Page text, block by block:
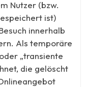
Nutzer (bzw.
ist)
innerhalb
Als temporäre
„transiente
die gelöscht